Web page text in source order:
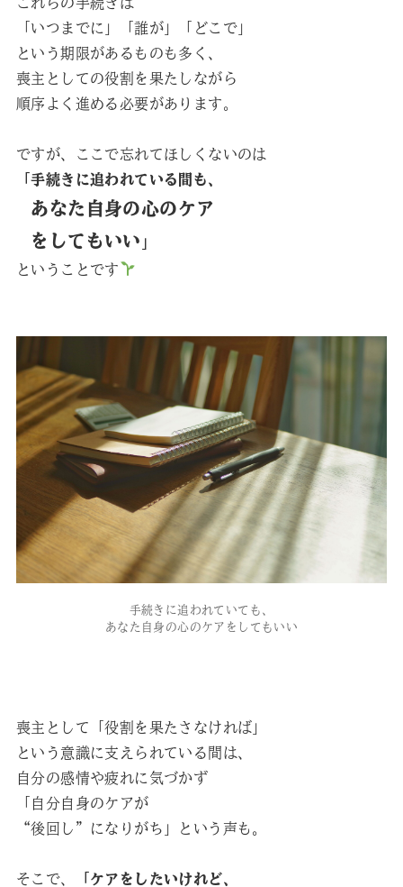
「いつまでに」「誰が」「どこで」
という期限があるものも多く、
喪主としての役割を果たしながら
順序よく進める必要があります。
ですが、ここで忘れてほしくないのは
「手続きに追われている間も、
あなた自身の心のケア
をしてもいい 」
ということです
手続きに追われていても、
あなた自身の心のケアをしてもいい
喪主として「役割を果たさなければ」
という意識に支えられている間は、
自分の感情や疲れに気づかず
「自分自身のケアが
“後回し”になりがち」という声も。
そこで、
「ケアをしたいけれど、